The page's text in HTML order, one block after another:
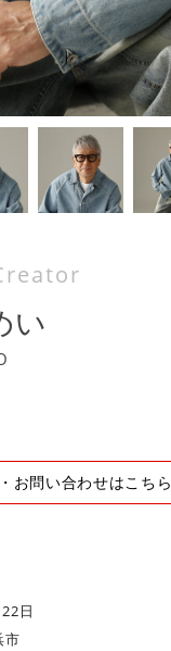
い
お問い合わせはこちら
日
市